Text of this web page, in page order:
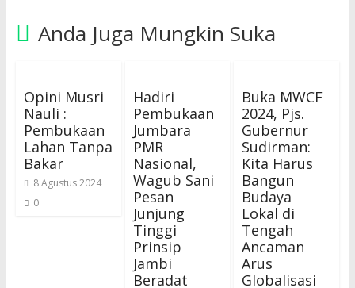
Anda Juga Mungkin Suka
Opini Musri
Nauli :
Pembukaan
Lahan Tanpa
Bakar
8 Agustus 2024
0
Hadiri
Pembukaan
Jumbara
PMR
Nasional,
Wagub Sani
Pesan
Junjung
Tinggi
Prinsip
Jambi
Beradat
Buka MWCF
2024, Pjs.
Gubernur
Sudirman:
Kita Harus
Bangun
Budaya
Lokal di
Tengah
Ancaman
Arus
Globalisasi